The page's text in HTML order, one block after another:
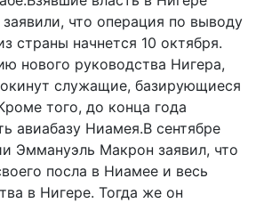
что операция по выводу
страны начнется 10 октября.
нового руководства Нигера,
служащие, базирующиеся
того, до конца года
авиабазу Ниамея.В сентябре
Эммануэль Макрон заявил, что
посла в Ниамее и весь
в Нигере. Тогда же он